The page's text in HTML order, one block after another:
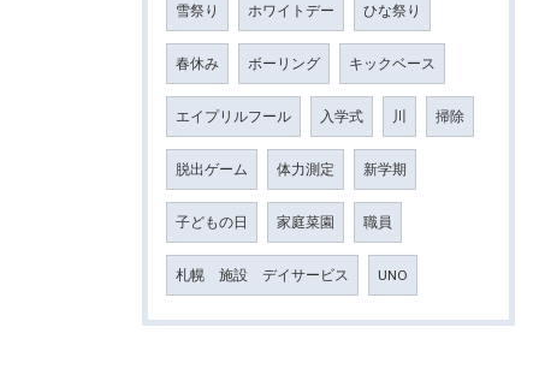
雪祭り ホワイトデー ひな祭り
春休み ボーリング キックベース
エイプリルフール 入学式 川 掃除
脱出ゲーム 体力測定 新学期
子どもの日 家庭菜園 職員
札幌 施設 デイサービス UNO